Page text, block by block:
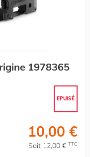
1978365
EPUISÉ
10,00 €
Soit 12,00 € TTC